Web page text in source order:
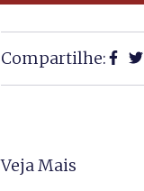
Compartilhe:
Veja Mais